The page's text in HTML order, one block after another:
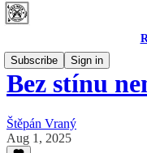
Subscribe
Sign in
Bez stínu
Štěpán Vraný
Aug 1, 2025